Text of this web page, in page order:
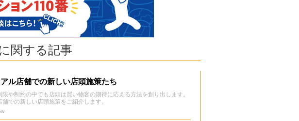
関する記事
ル店舗での新しい店頭施策たち
や制約の中でも店頭は買い物客の期待に応える方法を創り出します。
での新しい店頭施策をご紹介します。